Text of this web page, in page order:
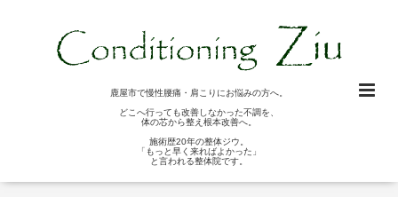
鹿屋市で慢性腰痛・肩こりにお悩みの方へ。
どこへ行っても改善しなかった不調を、
体の芯から整え根本改善へ。
施術歴20年の整体ジウ。
「もっと早く来ればよかった」
と言われる整体院です。